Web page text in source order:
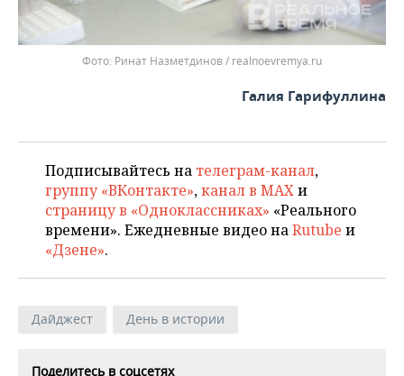
Ринат Назметдинов / realnoevremya.ru
Галия Гарифуллина
Подписывайтесь на телеграм-канал,
группу «ВКонтакте»,канал в MAXи
страницу в «Одноклассниках» «Реального
времени». Ежедневные видео наRutube и
«Дзене».
Дайджест День в истории
Поделитесь в соцсетях